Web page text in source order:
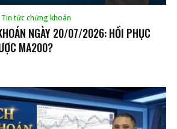
Tin tức chứng khoán
NGÀY 20/07/2026: HỒI PHỤC
MA200?